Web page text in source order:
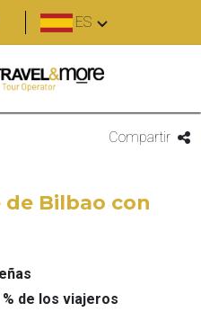
ES
Compartir
de Bilbao con
de los viajeros